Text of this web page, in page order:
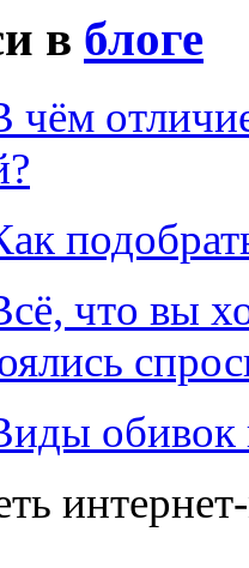
в блоге
чём
что вы
обивок